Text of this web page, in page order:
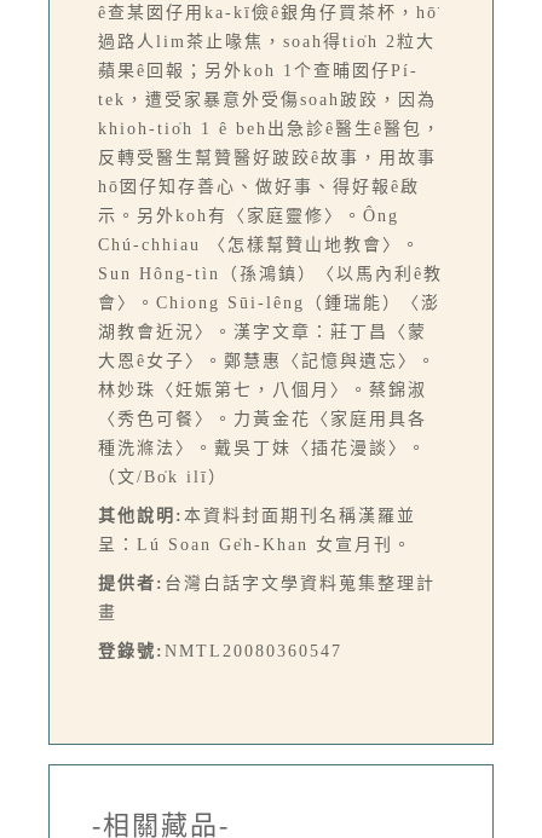
ê查某囡仔用ka-kī儉ê銀角仔買茶杯，hō͘
過路人lim茶止喙焦，soah得tio̍h 2粒大
蘋果ê回報；另外koh 1个查晡囡仔Pí-
tek，遭受家暴意外受傷soah跛跤，因為
khioh-tio̍h 1 ê beh出急診ê醫生ê醫包，
反轉受醫生幫贊醫好跛跤ê故事，用故事
hō͘囡仔知存善心、做好事、得好報ê啟
示。另外koh有〈家庭靈修〉。Ông
Chú-chhiau 〈怎樣幫贊山地教會〉。
Sun Hông-tìn（孫鴻鎮）〈以馬內利ê教
會〉。Chiong Sūi-lêng（鍾瑞能）〈澎
湖教會近況〉。漢字文章：莊丁昌〈蒙
大恩ê女子〉。鄭慧惠〈記憶與遺忘〉。
林妙珠〈妊娠第七，八個月〉。蔡錦淑
〈秀色可餐〉。力黃金花〈家庭用具各
種洗滌法〉。戴吳丁妹〈插花漫談〉。
（文/Bo̍k ilī）
其他說明: 本資料封面期刊名稱漢羅並
呈：Lú Soan Ge̍h-Khan 女宣月刊。
提供者: 台灣白話字文學資料蒐集整理計
畫
登錄號: NMTL20080360547
-相關藏品-